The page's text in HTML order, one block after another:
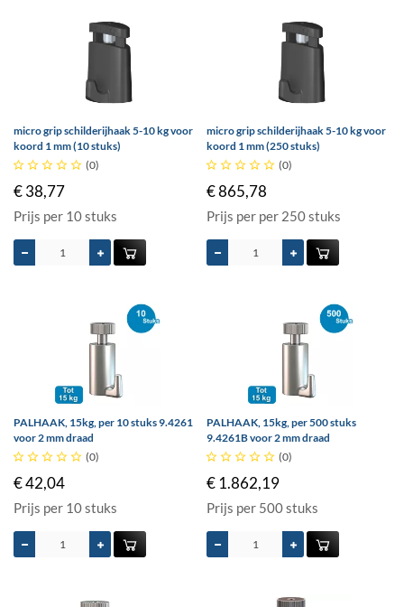
micro grip schilderijhaak 5-10 kg voor
koord 1 mm (10 stuks)
     (0)
€ 38,77
Prijs per 10 stuks
micro grip schilderijhaak 5-10 kg voor
koord 1 mm (250 stuks)
     (0)
€ 865,78
Prijs per per 250 stuks
PALHAAK, 15kg, per 10 stuks 9.4261
voor 2 mm draad
     (0)
€ 42,04
Prijs per 10 stuks
PALHAAK, 15kg, per 500 stuks
9.4261B voor 2 mm draad
     (0)
€ 1.862,19
Prijs per 500 stuks